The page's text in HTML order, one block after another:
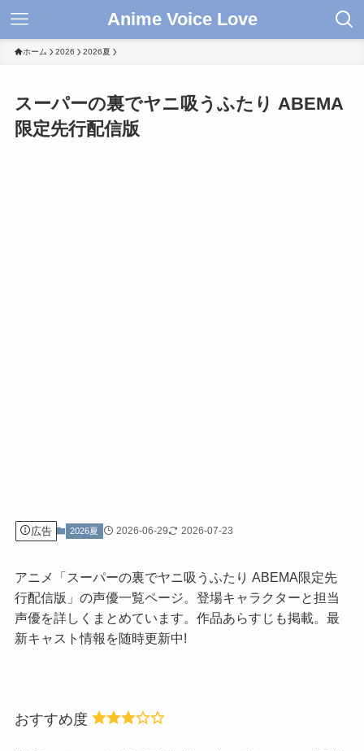
Anime Voice Love
ホーム 2026 2026夏
スーパーの裏でヤニ吸うふたり ABEMA
限定先行配信版
広告 2026夏 2026-06-29 2026-07-23
アニメ「スーパーの裏でヤニ吸うふたり ABEMA限定先
行配信版」の声優一覧ページ。登場キャラクターと担当
声優を詳しくまとめています。作品あらすじも掲載。最
新キャスト情報を随時更新中!
おすすめ度